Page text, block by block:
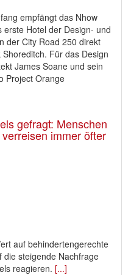
empfängt das Nhow
Hotel der Design- und
der City Road 250 direkt
Für das Design
James Soane und sein
Project Orange
gefragt: Menschen
immer öfter
auf behindertengerechte
die steigende Nachfrage
reagieren. [...]